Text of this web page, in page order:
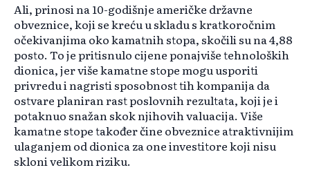
Ali, prinosi na 10-godišnje američke državne
obveznice, koji se kreću u skladu s kratkoročnim
očekivanjima oko kamatnih stopa, skočili su na 4,88
posto. To je pritisnulo cijene ponajviše tehnoloških
dionica, jer više kamatne stope mogu usporiti
privredu i nagristi sposobnost tih kompanija da
ostvare planiran rast poslovnih rezultata, koji je i
potaknuo snažan skok njihovih valuacija. Više
kamatne stope također čine obveznice atraktivnijim
ulaganjem od dionica za one investitore koji nisu
skloni velikom riziku.